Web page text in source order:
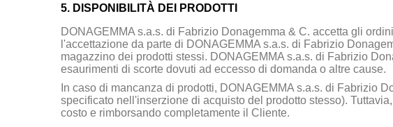
5. DISPONIBILITÀ DEI PRODOTTI
DONAGEMMA s.a.s. di Fabrizio Donagemma & C. accetta gli
l'accettazione da parte di DONAGEMMA s.a.s. di Fabrizio
magazzino dei prodotti stessi. DONAGEMMA s.a.s. di Fabrizio
esaurimenti di scorte dovuti ad eccesso di domanda o altre cause.
In caso di mancanza di prodotti, DONAGEMMA s.a.s. di Fabrizio
specificato nell'inserzione di acquisto del prodotto stesso).
costo e rimborsando completamente il Cliente.